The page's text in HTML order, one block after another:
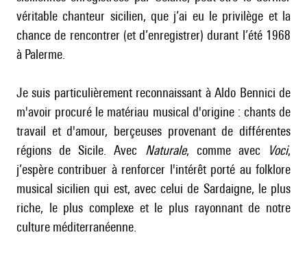
véritable chanteur sicilien, que j’ai eu le privilège et la
chance de rencontrer (et d’enregistrer) durant l’été 1968
à Palerme.
Je suis particulièrement reconnaissant à Aldo Bennici de
m'avoir procuré le matériau musical d'origine : chants de
travail et d'amour, berçeuses provenant de différentes
régions de Sicile. Avec Naturale, comme avec Voci,
j’espère contribuer à renforcer l'intérêt porté au folklore
musical sicilien qui est, avec celui de Sardaigne, le plus
riche, le plus complexe et le plus rayonnant de notre
culture méditerranéenne.